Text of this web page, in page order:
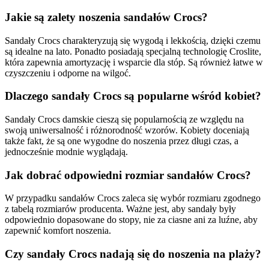
Jakie są zalety noszenia sandałów Crocs?
Sandały Crocs charakteryzują się wygodą i lekkością, dzięki czemu
są idealne na lato. Ponadto posiadają specjalną technologię Croslite,
która zapewnia amortyzację i wsparcie dla stóp. Są również łatwe w
czyszczeniu i odporne na wilgoć.
Dlaczego sandały Crocs są popularne wśród kobiet?
Sandały Crocs damskie cieszą się popularnością ze względu na
swoją uniwersalność i różnorodność wzorów. Kobiety doceniają
także fakt, że są one wygodne do noszenia przez długi czas, a
jednocześnie modnie wyglądają.
Jak dobrać odpowiedni rozmiar sandałów Crocs?
W przypadku sandałów Crocs zaleca się wybór rozmiaru zgodnego
z tabelą rozmiarów producenta. Ważne jest, aby sandały były
odpowiednio dopasowane do stopy, nie za ciasne ani za luźne, aby
zapewnić komfort noszenia.
Czy sandały Crocs nadają się do noszenia na plaży?